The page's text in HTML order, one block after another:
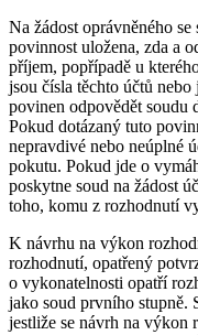
Na žádost oprávněného
povinnost uložena, zda a
příjem, popřípadě u
jsou čísla těchto účtů
povinen odpovědět soudu
Pokud dotázaný tuto
nepravdivé nebo neúplné
pokutu. Pokud jde o
poskytne soud na žádost
toho, komu z rozhodnutí
K návrhu na výkon
rozhodnutí, opatřený
o vykonatelnosti opatří
jako soud prvního stupně.
jestliže se návrh na výkon